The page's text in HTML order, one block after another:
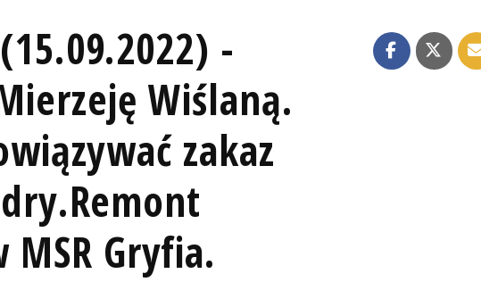
-
Wiślaną.
zakaz
Gryfia.